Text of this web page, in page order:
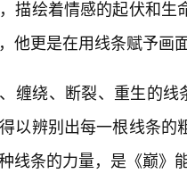
描绘着情感的起伏和
他更是在用线条赋予画
缠绕、断裂、重生的线
以辨别出每一根线条
线条的力量，是《巅》